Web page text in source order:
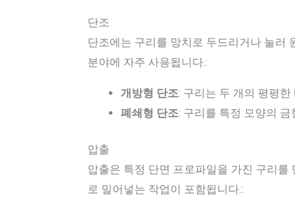
단조
단조에는 구리를 망치로 두드리거나 눌러
분야에 자주 사용됩니다.:
개방형 단조: 구리는 두 개의 평평
폐쇄형 단조: 구리를 특정 모양의
압출
압출은 특정 단면 프로파일을 가진 구리를
로 밀어넣는 작업이 포함됩니다.: